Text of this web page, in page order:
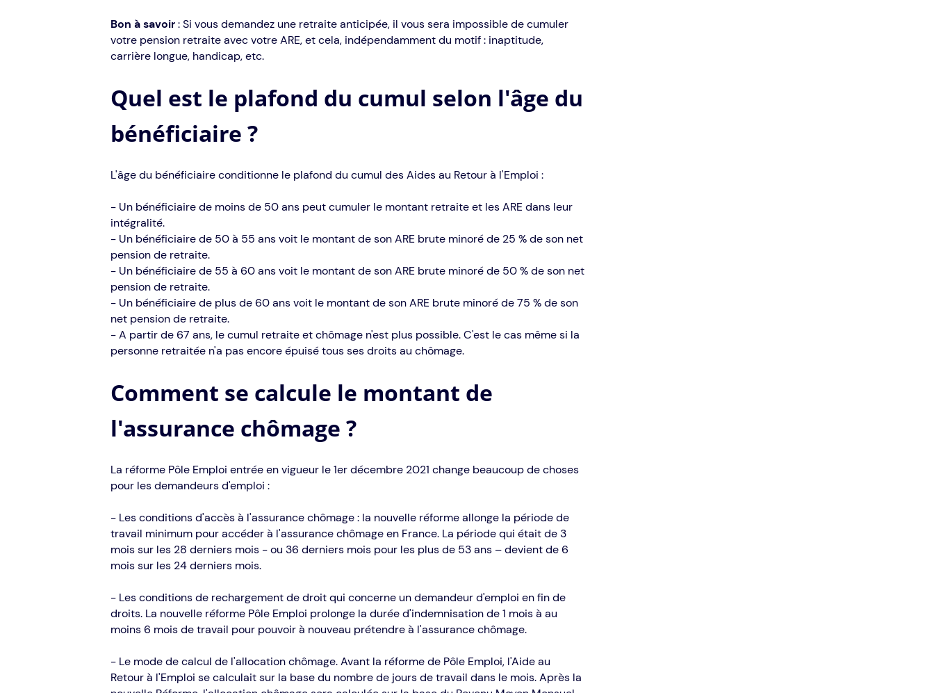
Bon à savoir: Si vous demandez une retraite anticipée, il vous sera impossible de cumuler
votre pension retraite avec votre ARE, et cela, indépendamment du motif : inaptitude,
carrière longue, handicap, etc.
Quel est le plafond du cumul selon l'âge du
bénéficiaire ?
L'âge du bénéficiaire conditionne le plafond du cumul des Aides au Retour à l'Emploi :
- Un bénéficiaire de moins de 50 ans peut cumuler le montant retraite et les ARE dans leur
intégralité.
- Un bénéficiaire de 50 à 55 ans voit le montant de son ARE brute minoré de 25 % de son net
pension de retraite.
- Un bénéficiaire de 55 à 60 ans voit le montant de son ARE brute minoré de 50 % de son net
pension de retraite.
- Un bénéficiaire de plus de 60 ans voit le montant de son ARE brute minoré de 75 % de son
net pension de retraite.
- À partir de 67 ans, le cumul retraite et chômage n'est plus possible. C'est le cas même si la
personne retraitée n'a pas encore épuisé tous ses droits au chômage.
Comment se calcule le montant de
l'assurance chômage ?
La réforme Pôle Emploi entrée en vigueur le 1er décembre 2021 change beaucoup de choses
pour les demandeurs d'emploi :
- Les conditions d'accès à l'assurance chômage : la nouvelle réforme allonge la période de
travail minimum pour accéder à l'assurance chômage en France. La période qui était de 3
mois sur les 28 derniers mois - ou 36 derniers mois pour les plus de 53 ans – devient de 6
mois sur les 24 derniers mois.
- Les conditions de rechargement de droit qui concerne un demandeur d'emploi en fin de
droits. La nouvelle réforme Pôle Emploi prolonge la durée d'indemnisation de 1 mois à au
moins 6 mois de travail pour pouvoir à nouveau prétendre à l'assurance chômage.
- Le mode de calcul de l'allocation chômage. Avant la réforme de Pôle Emploi, l'Aide au
Retour à l'Emploi se calculait sur la base du nombre de jours de travail dans le mois. Après la